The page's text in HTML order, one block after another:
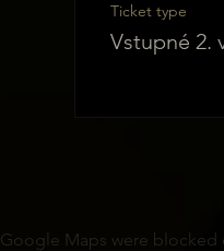
Ticket type
Vstupné 2.
Google Maps were